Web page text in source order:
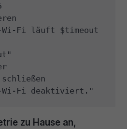
Wi-Fi läuft $timeout
Wi-Fi deaktiviert."
zu Hause an,